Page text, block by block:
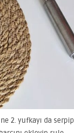
2. yufkayı da serpip